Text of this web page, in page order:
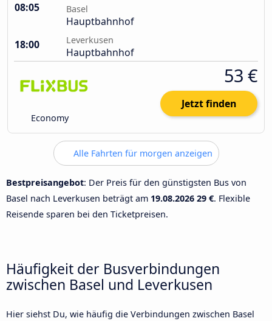
08:05 Basel
Hauptbahnhof
18:00
Leverkusen
Hauptbahnhof
Economy
53 €
Jetzt finden
Alle Fahrten für morgen anzeigen
Bestpreisangebot: Der Preis für den günstigsten Bus von
Basel nach Leverkusen beträgt am 19.08.2026 29 €. Flexible
Reisende sparen bei den Ticketpreisen.
Häufigkeit der Busverbindungen
zwischen Basel und Leverkusen
Hier siehst Du, wie häufig die Verbindungen zwischen Basel